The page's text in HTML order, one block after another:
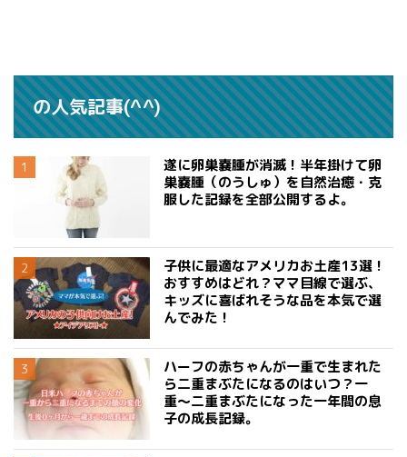
の人気記事(^^)
遂に卵巣嚢腫が消滅！半年掛けて卵
巣嚢腫（のうしゅ）を自然治癒・克
服した記録を全部公開するよ。
子供に最適なアメリカお土産13選！
おすすめはどれ？ママ目線で選ぶ、
キッズに喜ばれそうな品を本気で選
んでみた！
ハーフの赤ちゃんが一重で生まれた
ら二重まぶたになるのはいつ？一
重〜二重まぶたになった一年間の息
子の成長記録。